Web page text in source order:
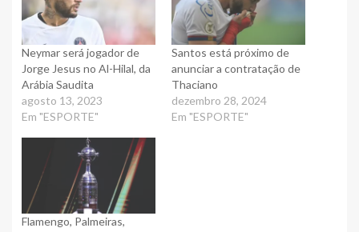
Neymar será jogador de
Jorge Jesus no Al-Hilal, da
Arábia Saudita
agosto 13, 2023
Em "ESPORTE"
Santos está próximo de
anunciar a contratação de
Thaciano
dezembro 28, 2024
Em "ESPORTE"
Flamengo, Palmeiras,